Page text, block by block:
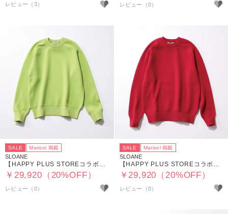
レビュー（3）
SALE Marisol 掲載
SLOANE
【HAPPY PLUS STOREコラボ】12G天竺 ダブルフェイスクルーネック
￥29,920（20%OFF）
SALE Marisol 掲載
SLOANE
【HAPPY PLUS STOREコラボ】12G天竺 ダブルフェイスクルーネック
￥29,920（20%OFF）